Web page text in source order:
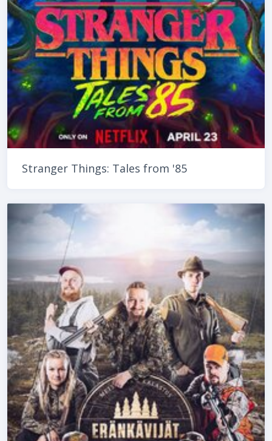
Stranger Things: Tales from '85